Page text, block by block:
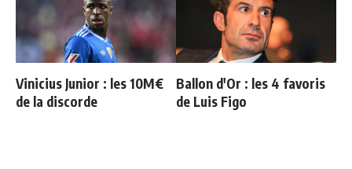
Vinicius Junior : les 10M€
de la discorde
Ballon d'Or : les 4 favoris
de Luis Figo